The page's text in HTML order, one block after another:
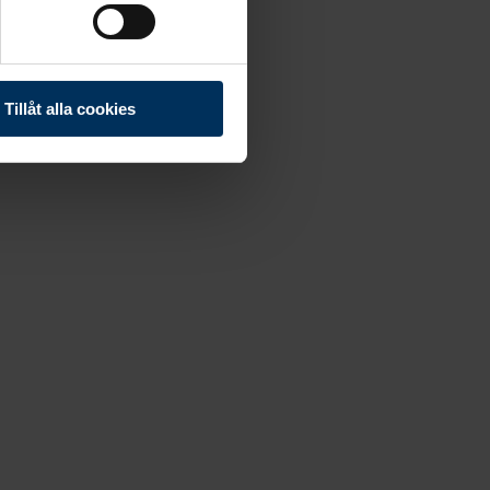
Tillåt alla cookies